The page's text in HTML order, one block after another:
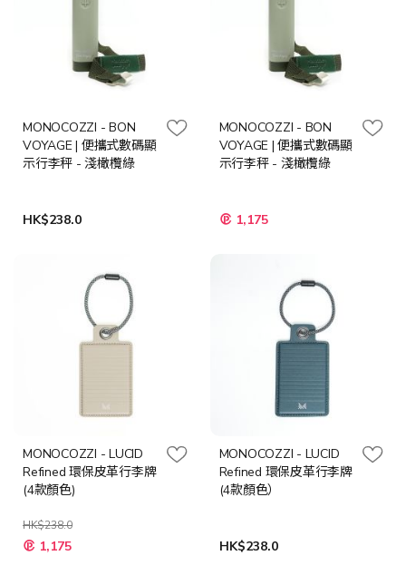
MONOCOZZI - BON
VOYAGE | 便攜式數碼顯
示行李秤 - 淺橄欖綠
HK$238.0
MONOCOZZI - BON
VOYAGE | 便攜式數碼顯
示行李秤 - 淺橄欖綠
1,175
MONOCOZZI - LUCID
Refined 環保皮革行李牌
(4款顏色)
HK$238.0
1,175
MONOCOZZI - LUCID
Refined 環保皮革行李牌
(4款顏色）
HK$238.0